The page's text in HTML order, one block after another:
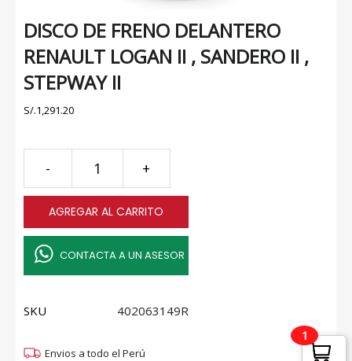
DISCO DE FRENO DELANTERO
RENAULT LOGAN II , SANDERO II ,
STEPWAY II
S/.1,291.20
-
FRENO
DELANTERO
RENAULT
LOGAN
II
SANDERO
,
+
AGREGAR AL CARRITO
CONTACTA A UN ASESOR
SKU 402063149R
Envios a todo el Perú
1